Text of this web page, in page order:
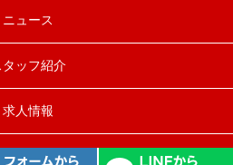
ニュース
タッフ紹介
求人情報
最安値発掘隊 All Rights Reserved.